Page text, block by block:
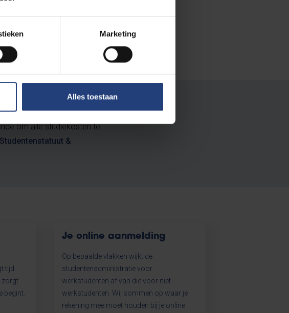
Marketing
Alles toestaan
om alle studiekosten te
&
tijd.
zorgt
begint.
Je online aanmelding
Op bepaalde vlakken wijkt de
studentenadministratie voor
werkstudenten af van die voor niet-
werkstudenten. Wij sommen op waar je
rekening mee moet houden bij je online